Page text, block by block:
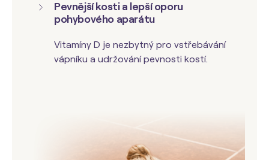
Pevnější kosti a lepší oporu
pohybového aparátu
Vitamíny D je nezbytný pro vstřebávání
vápníku a udržování pevnosti kostí.